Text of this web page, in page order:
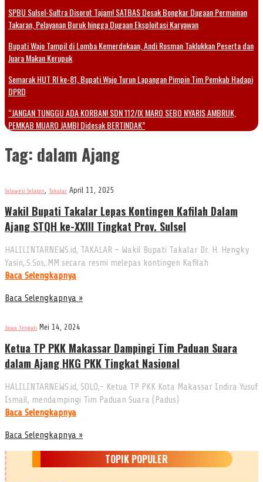
SPBU Sulsel-Sultra Disorot Tajam! SATBAS Desak Bongkar Dugaan Permainan
Takaran, Pelayanan Buruk hingga Dugaan Eksploitasi Karyawan
Bupati Wajo Tampil di Lomba Kemerdekaan, Andi Rosman Taklukkan Peserta dan
Juara Makan Kerupuk
Semarak HUT RI ke-81, Bupati Wajo Turun Lapangan Pimpin Tim Pemkab Hadapi
DPRD
“JANGAN TUNGGU ADA KORBAN! SDN 112/IX MARO SEBO NYARIS AMBRUK,
PEMKAB MUARO JAMBI Didesak BERTINDAK”
Tag: dalam Ajang
Sulawesi Selatan, Takalar April 11, 2025
Wakil Bupati Takalar Lepas Kontingen Kafilah Dalam
Ajang STQH ke-XXIII Tingkat Prov. Sulsel
HALILINTARNEWS.id, TAKALAR – Wakil Bupati Takalar Dr. H. Hengky
Yasin,.S.Sos,.MM secara resmi melepas kontingen Kafilah
Baca Selengkapnya
Baca Selengkapnya »
Jawa Tengah Mei 14, 2024
Ketua TP PKK Makassar Dampingi Tim Paduan Suara
dalam Ajang HKG PKK Tingkat Nasional
HALILINTARNEWS.id, SOLO,- Ketua TP PKK Kota Makassar Indira Yusuf
Ismail, mendampingi Tim Paduan Suara (Padus)
Baca Selengkapnya
Baca Selengkapnya »
TOPIK POPULER